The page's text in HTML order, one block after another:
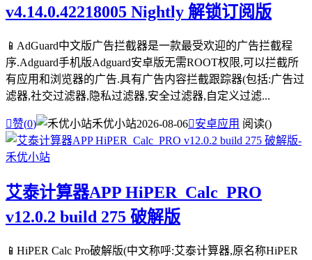
v4.14.0.42218005 Nightly 解锁订阅版
📱AdGuard中文版广告拦截器是一款最受欢迎的广告拦截程
序.Adguard手机版Adguard安卓版无需ROOT权限,可以拦截所
有应用和浏览器的广告.具有广告内容拦截跟踪器(包括:广告过
滤器,社交过滤器,隐私过滤器,安全过滤器,自定义过滤...
赞(0) 禾优小站2026-08-06安卓应用 阅读()
艾泰计算器APP HiPER_Calc_PRO
v12.0.2 build 275 破解版
📱HiPER Calc Pro破解版(中文称呼:艾泰计算器,原名称HiPER